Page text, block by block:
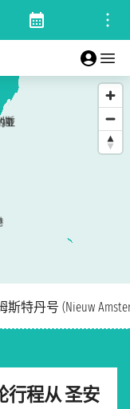
亚
斯
斯特丹号 (Nieuw
行程从 圣安